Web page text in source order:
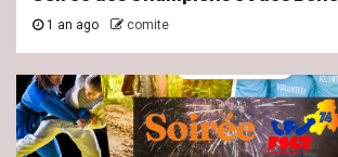
1 an ago comite